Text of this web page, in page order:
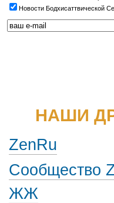
Новости Бодхисаттвической
НАШИ
ZenRu
Сообщество
ЖЖ